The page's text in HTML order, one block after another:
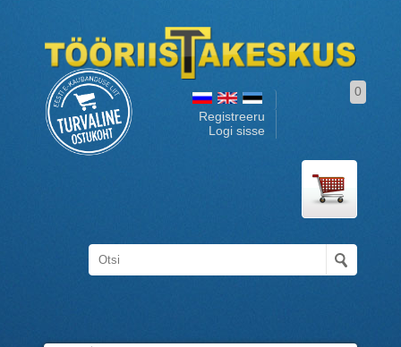
Registreeru
Logi sisse
0